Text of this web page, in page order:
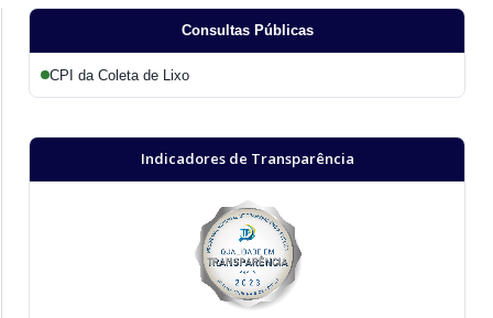
Consultas Públicas
CPI da Coleta de Lixo
Indicadores de Transparência